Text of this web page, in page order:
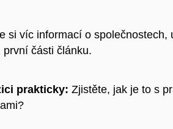
si víc informací o
části článku.
prakticky: Zjistěte, jak je to s